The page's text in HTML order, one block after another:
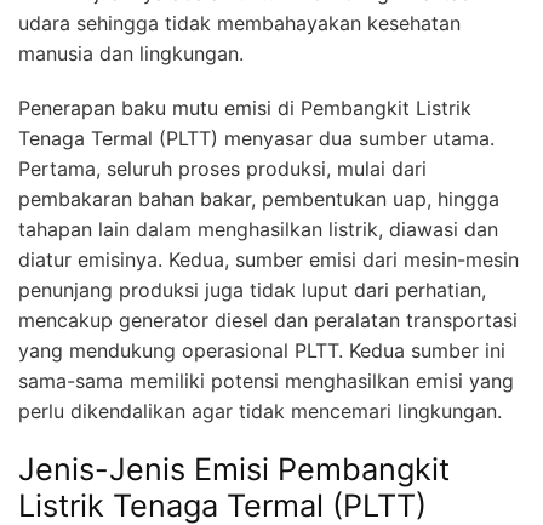
udara sehingga tidak membahayakan kesehatan
manusia dan lingkungan.
Penerapan baku mutu emisi di Pembangkit Listrik
Tenaga Termal (PLTT) menyasar dua sumber utama.
Pertama, seluruh proses produksi, mulai dari
pembakaran bahan bakar, pembentukan uap, hingga
tahapan lain dalam menghasilkan listrik, diawasi dan
diatur emisinya. Kedua, sumber emisi dari mesin-mesin
penunjang produksi juga tidak luput dari perhatian,
mencakup generator diesel dan peralatan transportasi
yang mendukung operasional PLTT. Kedua sumber ini
sama-sama memiliki potensi menghasilkan emisi yang
perlu dikendalikan agar tidak mencemari lingkungan.
Jenis-Jenis Emisi Pembangkit
Listrik Tenaga Termal (PLTT)